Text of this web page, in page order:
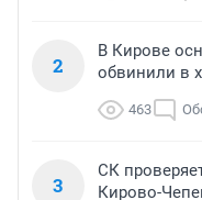
2
В Кирове
обвинили в
463
3
СК
Кирово-